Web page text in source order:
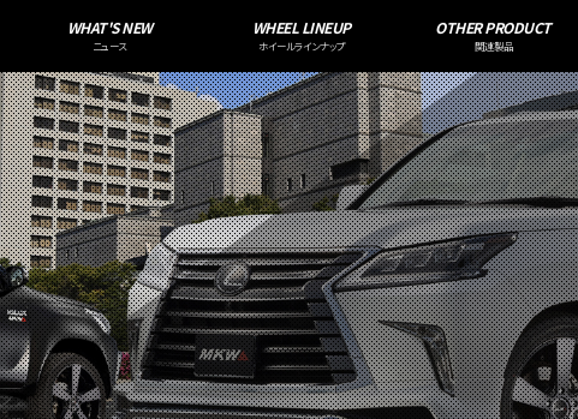
WHAT'S NEW
ニュース
WHEEL LINEUP
ホイールラインナップ
OTHER PRODUCT
関連製品